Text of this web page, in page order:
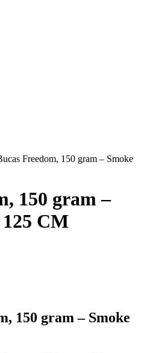
Freedom, 150 gram – Smoke
150 gram –
CM
150 gram – Smoke